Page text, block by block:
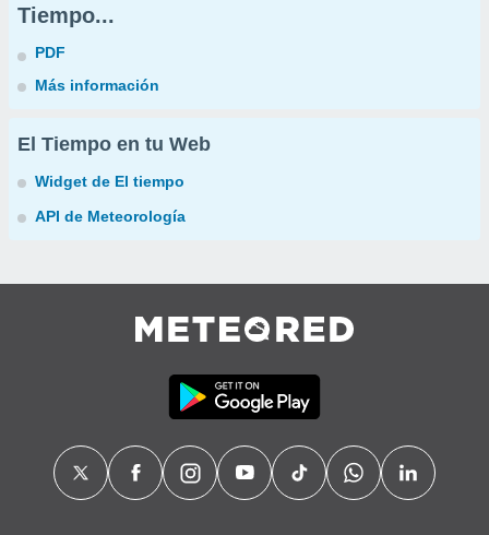
Tiempo...
PDF
Más información
El Tiempo en tu Web
Widget de El tiempo
API de Meteorología